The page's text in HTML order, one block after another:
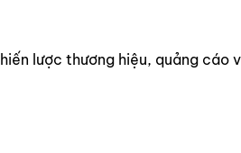
lược thương hiệu, quảng